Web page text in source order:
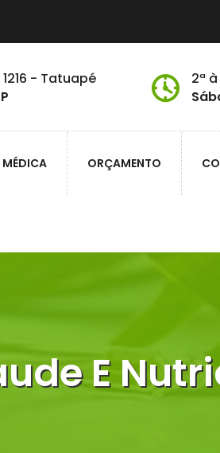
- Tatuapé
2ª
MÉDICA ORÇAMENTO
E